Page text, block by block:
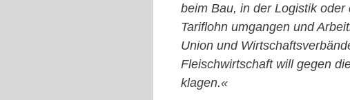
beim Bau, in der Logistik
Tariflohn umgangen und
Union und
Fleischwirtschaft will gegen
klagen.«